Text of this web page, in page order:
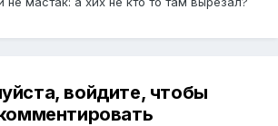
войдите, чтобы